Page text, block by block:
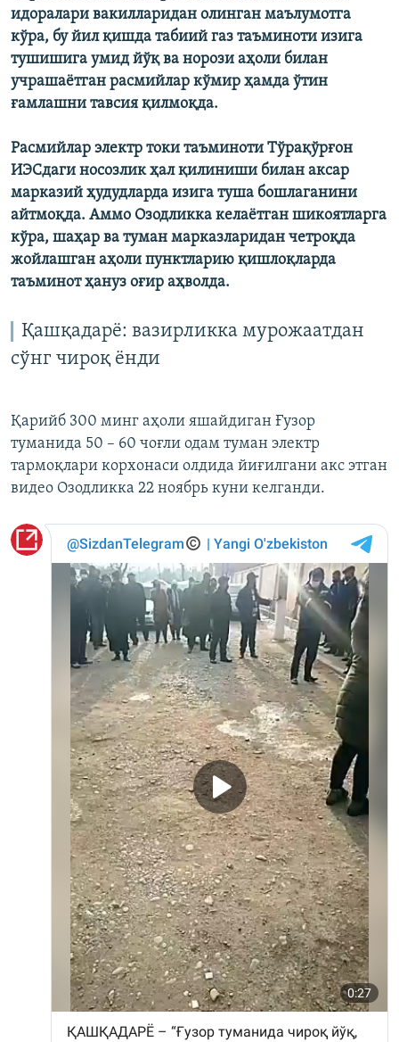
идоралари вакилларидан олинган маълумотга
кўра, бу йил қишда табиий газ таъминоти изига
тушишига умид йўқ ва норози аҳоли билан
учрашаётган расмийлар кўмир ҳамда ўтин
ғамлашни тавсия қилмоқда.
Расмийлар электр токи таъминоти Тўрақўрғон
ИЭСдаги носозлик ҳал қилиниши билан аксар
марказий ҳудудларда изига туша бошлаганини
айтмоқда. Аммо Озодликка келаётган шикоятларга
кўра, шаҳар ва туман марказларидан четроқда
жойлашган аҳоли пунктларию қишлоқларда
таъминот ҳануз оғир аҳволда.
Қашқадарё: вазирликка мурожаатдан
сўнг чироқ ёнди
Қарийб 300 минг аҳоли яшайдиган Ғузор
туманида 50 – 60 чоғли одам туман электр
тармоқлари корхонаси олдида йиғилгани акс этган
видео Озодликка 22 ноябрь куни келганди.